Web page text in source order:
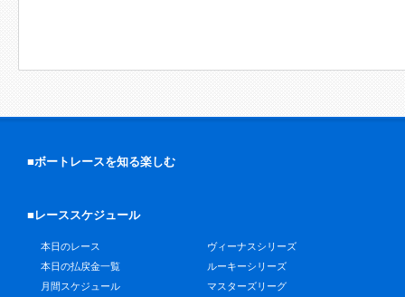
■ボートレースを知る楽しむ
■レーススケジュール
本日のレース
本日の払戻金一覧
月間スケジュール
ヴィーナスシリーズ
ルーキーシリーズ
マスターズリーグ